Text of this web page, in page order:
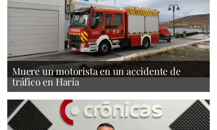
Muere un motorista en un accidente de
tráfico en Haría